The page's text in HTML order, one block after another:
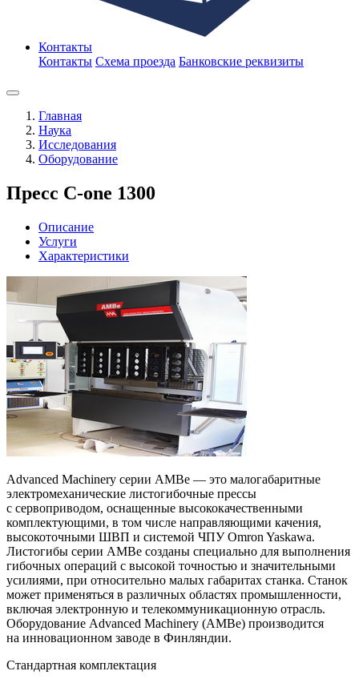
Контакты
Контакты Схема проезда Банковские реквизиты
Главная
Наука
Исследования
Оборудование
Пресс C-one 1300
Описание
Услуги
Характеристики
Advanced Machinery серии AMBe — это малогабаритные
электромеханические листогибочные прессы
с сервоприводом, оснащенные высококачественными
комплектующими, в том числе направляющими качения,
высокоточными ШВП и системой ЧПУ Omron Yaskawa.
Листогибы серии AMBe созданы специально для выполнения
гибочных операций с высокой точностью и значительными
усилиями, при относительно малых габаритах станка. Станок
может применяться в различных областях промышленности,
включая электронную и телекоммуникационную отрасль.
Оборудование Advanced Machinery (AMBe) производится
на инновационном заводе в Финляндии.
Стандартная комплектация